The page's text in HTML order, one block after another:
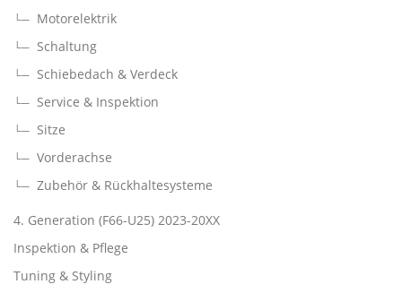
Motorelektrik
Schaltung
Schiebedach & Verdeck
Service & Inspektion
Sitze
Vorderachse
Zubehör & Rückhaltesysteme
4. Generation (F66-U25) 2023-20XX
Inspektion & Pflege
Tuning & Styling